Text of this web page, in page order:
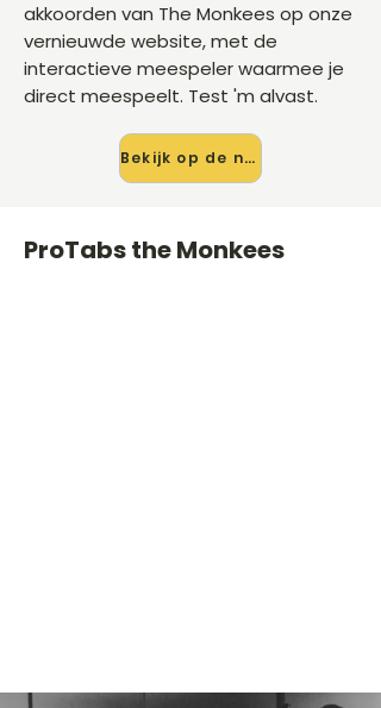
akkoorden van The Monkees op onze
vernieuwde website, met de
interactieve meespeler waarmee je
direct meespeelt. Test 'm alvast.
Bekijk op de nieuwe site →
ProTabs the Monkees